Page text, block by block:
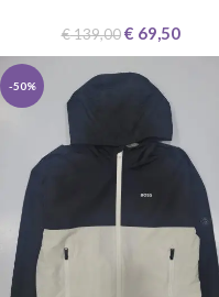
€139,00 € 69,50
-50%